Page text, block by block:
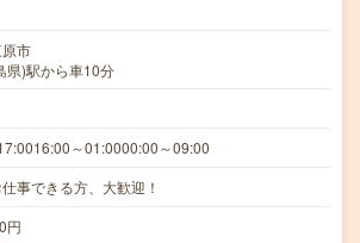
市
県)駅から車10分
～01:0000:00～09:00
事できる方、大歓迎！
円